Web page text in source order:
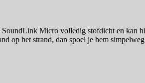
Micro volledig stofdicht en kan
op het strand, dan spoel je hem